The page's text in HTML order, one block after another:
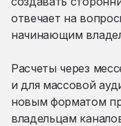
отвечает на
начинающим
Расчеты через
и для массовой
новым форматом
владельцам